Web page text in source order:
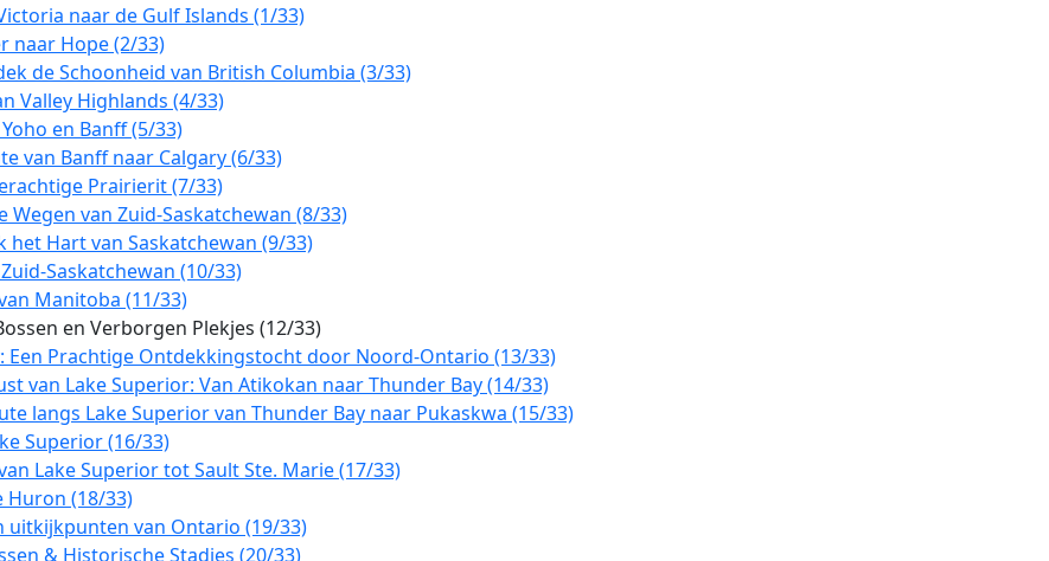
naar de Gulf Islands (1/33)
naar Hope (2/33)
de Schoonheid van British Columbia (3/33)
Valley Highlands (4/33)
en Banff (5/33)
van Banff naar Calgary (6/33)
Prairierit (7/33)
van Zuid-Saskatchewan (8/33)
het Hart van Saskatchewan (9/33)
Saskatchewan (10/33)
Manitoba (11/33)
en Verborgen Plekjes (12/33)
Een Prachtige Ontdekkingstocht door Noord-Ontario (13/33)
van Lake Superior: Van Atikokan naar Thunder Bay (14/33)
langs Lake Superior van Thunder Bay naar Pukaskwa (15/33)
Superior (16/33)
Lake Superior tot Sault Ste. Marie (17/33)
Huron (18/33)
uitkijkpunten van Ontario (19/33)
& Historische Stadjes (20/33)